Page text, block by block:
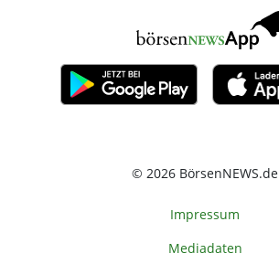
© 2026 BörsenNEWS.de
Impressum
Mediadaten